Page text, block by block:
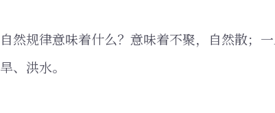
自然规律意味着什么？意味着不聚，自然散；
旱、洪水。